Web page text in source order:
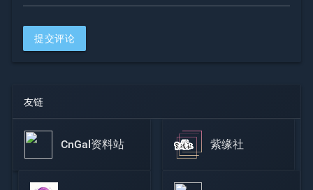
提交评论
友链
CnGal资料站 紫缘社